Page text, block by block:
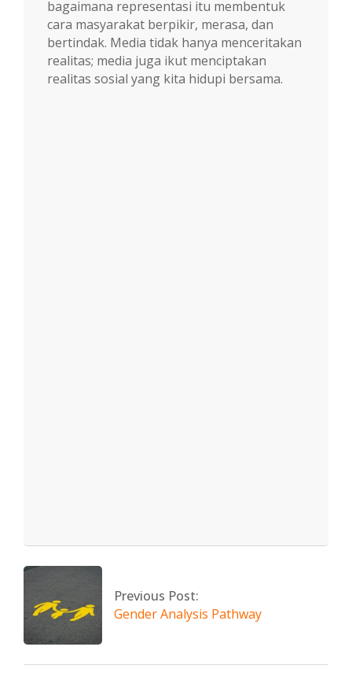
bagaimana representasi itu membentuk
cara masyarakat berpikir, merasa, dan
bertindak. Media tidak hanya menceritakan
realitas; media juga ikut menciptakan
realitas sosial yang kita hidupi bersama.
2026-
Previous Post:
Gender Analysis Pathway